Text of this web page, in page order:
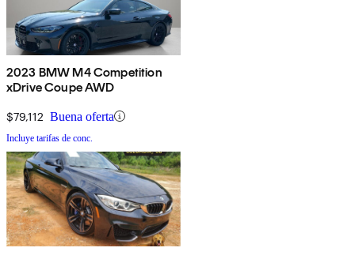
2023 BMW M4 Competition
xDrive Coupe AWD
$79,112 Buena oferta
Incluye tarifas de conc.